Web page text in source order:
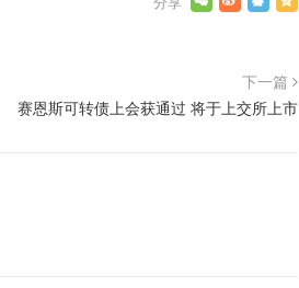
下一篇
赛恩斯可转债上会获通过 将于上交所上市